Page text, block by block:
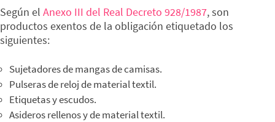
Según el Anexo III del Real Decreto 928/1987, son
productos exentos de la obligación etiquetado los
siguientes:
Sujetadores de mangas de camisas.
Pulseras de reloj de material textil.
Etiquetas y escudos.
Asideros rellenos y de material textil.